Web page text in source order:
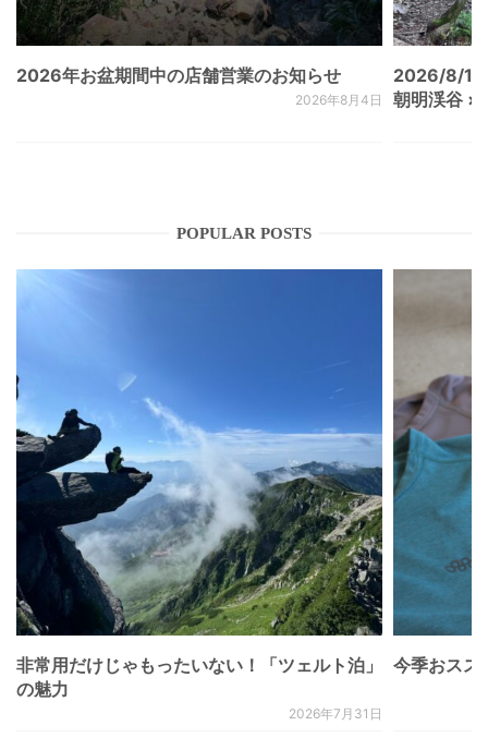
2026年お盆期間中の店舗営業のお知らせ
2026年8月4日
2026/8/
朝明渓谷 ×
POPULAR POSTS
非常用だけじゃもったいない！「ツェルト泊」
の魅力
2026年7月31日
今季おスス